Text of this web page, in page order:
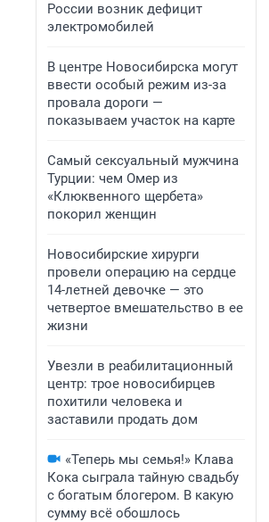
России возник дефицит
электромобилей
В центре Новосибирска могут
ввести особый режим из-за
провала дороги —
показываем участок на карте
Самый сексуальный мужчина
Турции: чем Омер из
«Клюквенного щербета»
покорил женщин
Новосибирские хирурги
провели операцию на сердце
14-летней девочке — это
четвертое вмешательство в ее
жизни
Увезли в реабилитационный
центр: трое новосибирцев
похитили человека и
заставили продать дом
«Теперь мы семья!» Клава
Кока сыграла тайную свадьбу
с богатым блогером. В какую
сумму всё обошлось